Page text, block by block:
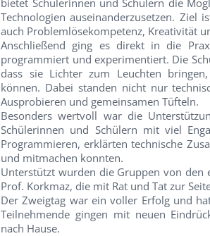
bietet Schülerinnen und Schülern die
Technologien auseinanderzusetzen. Ziel
auch Problemlösekompetenz, Kreativität
Anschließend ging es direkt in die
programmiert und experimentiert. Die
dass sie Lichter zum Leuchten
können. Dabei standen nicht nur
Ausprobieren und gemeinsamen Tüfteln.
Besonders wertvoll war die
Schülerinnen und Schülern mit viel
Programmieren, erklärten technische
und mitmachen konnten.
Unterstützt wurden die Gruppen von den
Prof. Korkmaz, die mit Rat und Tat zur
Der Zweigtag war ein voller Erfolg und
Teilnehmende gingen mit neuen
nach Hause.